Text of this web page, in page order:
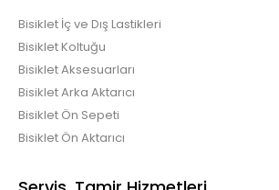
Bisiklet İç ve Dış Lastikleri
Bisiklet Koltuğu
Bisiklet Aksesuarları
Bisiklet Arka Aktarıcı
Bisiklet Ön Sepeti
Bisiklet Ön Aktarıcı